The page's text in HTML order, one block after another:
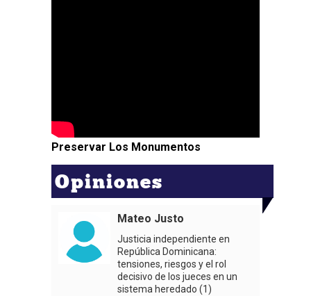
Preservar Los Monumentos
Opiniones
Mateo Justo
Justicia independiente en
República Dominicana:
tensiones, riesgos y el rol
decisivo de los jueces en un
sistema heredado (1)